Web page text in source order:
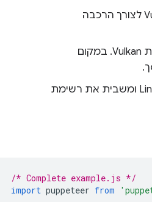
מפעיל את הקצה העורפי של הגרפיקה של Vulkan לצורך הרכבה
של מכונות Vulkan. במקום
מפעיל את WebGPU API הניסיוני ב-Chrome ב-Linux ומשבית את רשימת
/* Complete example.js */
import puppeteer from